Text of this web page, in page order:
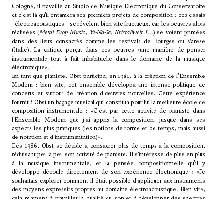
Cologne, il travaille au Studio de Musique Electronique du Conservatoire
et c'est là qu'il entamera ses premiers projets de composition : ces essais
- électroacoustiques - se révèlent bien vite fructueux, car les oeuvres alors
réalisées (Metal Drop Music, Ye-Na-Je,Kristallwelt I...) se voient primées
dans des lieux consacrés comme les festivals de Bourges ou Varese
(Italie). La critique perçut dans ces oeuvres «une manière de penser
instrumentale tout à fait inhabituelle dans le domaine de la musique
électronique».
En tant que pianiste, Obst participa, en 1981, à la création de l'Ensemble
Modern : bien vite, cet ensemble développa une intense politique de
concerts et surtout de création d'oeuvres nouvelles. Cette expérience
fournit à Obst un bagage musical qui constitua pour lui la meilleure école de
composition instrumentale : «C'est par cette activité de pianiste dans
l'Ensemble Modern que j'ai appris la composition, jusque dans ses
aspects les plus pratiques (les notions de forme et de temps, mais aussi
de notation et d'instrumentation)».
Dès 1986, Obst se décide à consacrer plus de temps à la composition,
réduisant peu à peu son activité de pianiste. Il s'intéresse de plus en plus
à la musique instrumentale, et la pensée compositionnelle qu'il y
développe découle directement de son expérience électronique : «Je
souhaitais explorer comment il était possible d'appliquer aux instruments
des moyens expressifs propres au domaine électroacoustique. Bien vite,